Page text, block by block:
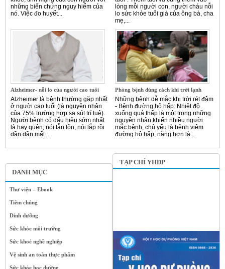
DANH MỤC
Thư viện – Ebook
Tiêm chủng
Dinh dưỡng
Sức khỏe môi trường
Sức khoẻ nghề nghiệp
Vệ sinh an toàn thực phẩm
Sức khỏe học đường
những biến chứng nguy hiểm của
nó. Việc đo huyết...
lòng mỗi người con, người cháu nỗi
lo sức khỏe tuổi già của ông bà, cha
mẹ,...
Alzheimer- nỗi lo của người cao tuổi
Alzheimer là bệnh thường gặp nhất
ở người cao tuổi (là nguyên nhân
của 75% trường hợp sa sút trí tuệ).
Người bệnh có dấu hiệu sớm nhất
là hay quên, nói lẫn lộn, nói lắp rồi
dần dần mất...
Phòng bệnh đúng cách khi trời lạnh
Những bệnh dễ mắc khi trời rét đậm
- Bệnh đường hô hấp: Nhiệt độ
xuống quá thấp là một trong những
nguyên nhân khiến nhiều người
mắc bệnh, chủ yếu là bệnh viêm
đường hô hấp, nặng hơn là...
TẠP CHÍ YHDP